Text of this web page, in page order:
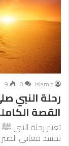
islamic
0
9
رحلة النبي
القصة
تعتبر رحلة النبي
تجسد معاني الصبر